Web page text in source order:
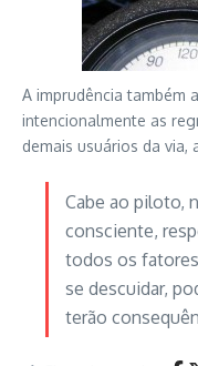
A imprudência também
intencionalmente as
demais usuários da via,
Cabe ao piloto,
consciente,
todos os
se descuidar,
terão